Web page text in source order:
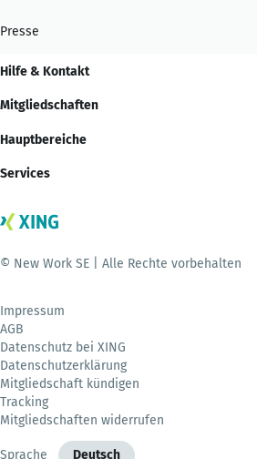
Presse
Hilfe & Kontakt
Mitgliedschaften
Hauptbereiche
Services
© New Work SE | Alle Rechte vorbehalten
Impressum
AGB
Datenschutz bei XING
Datenschutzerklärung
Mitgliedschaft kündigen
Tracking
Mitgliedschaften widerrufen
Sprache Deutsch